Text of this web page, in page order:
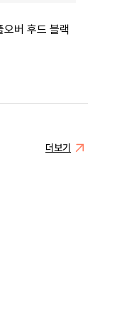
버 후드 블랙
더보기